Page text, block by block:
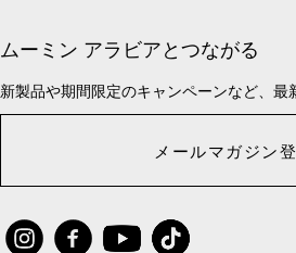
ムーミン アラビアとつながる
新製品や期間限定のキャンペーンなど、最
メールマガジン